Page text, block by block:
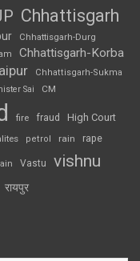
Chhattisgarh
Chhattisgarh-Durg
Chhattisgarh-Korba
Chhattisgarh-Sukma
Sai CM
fire fraud High Court
petrol rain rape
Vastu vishnu
रायपुर